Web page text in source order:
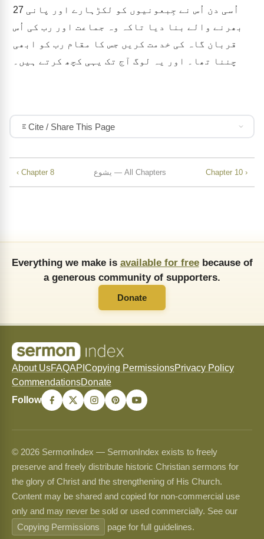
27
بھرنے والے بنا دیا تاکہ وہ جماعت اور رب کی اُس
قربان گاہ کی خدمت کریں جس کا مقام رب کو ابھی
چننا تھا۔ اور یہ لوگ آج تک یہی کچھ کرتے ہیں۔
Cite / Share This Page
‹ Chapter 8 یشوع — All Chapters Chapter 10 ›
Everything we make is available for freebecause of
a generous community of supporters.
Donate
About UsFAQAPI Copying PermissionsPrivacy Policy
CommendationsDonate
Follow
© 2026 SermonIndex — SermonIndex exists to freely
preserve and freely distribute historic Christian sermons for
the glory of Christ and the strengthening of His Church.
Content may be shared and copied for non-commercial use
only and may never be sold or used commercially. See our
Copying Permissions
page for full guidelines.